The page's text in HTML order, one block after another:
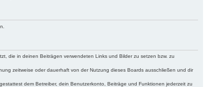
die in deinen Beiträgen verwendeten Links und Bilder zu setzen bzw. zu
zeitweise oder dauerhaft von der Nutzung dieses Boards ausschließen und dir
dem Betreiber, dein Benutzerkonto, Beiträge und Funktionen jederzeit zu